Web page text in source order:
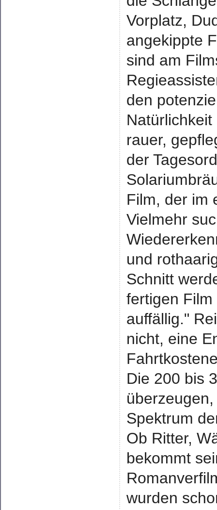
Vorplatz,
angekippte
sind am
den
rauer,
der
Film, der im
Vielmehr
und
Schnitt
fertigen
auffällig."
nicht, eine
Die 200 bis
Spektrum
Ob Ritter,
bekommt
wurden